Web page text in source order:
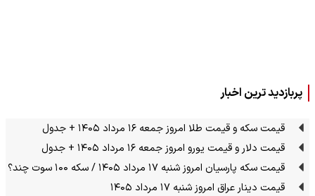
پربازدید ترین اخبار
قیمت سکه و قیمت طلا امروز جمعه ۱۶ مرداد ۱۴۰۵ + جدول
قیمت دلار و قیمت یورو امروز جمعه ۱۶ مرداد ۱۴۰۵ + جدول
قیمت سکه پارسیان امروز شنبه ۱۷ مرداد ۱۴۰۵ / سکه ۱۰۰ سوت چند؟
قیمت دینار عراق امروز شنبه ۱۷ مرداد ۱۴۰۵